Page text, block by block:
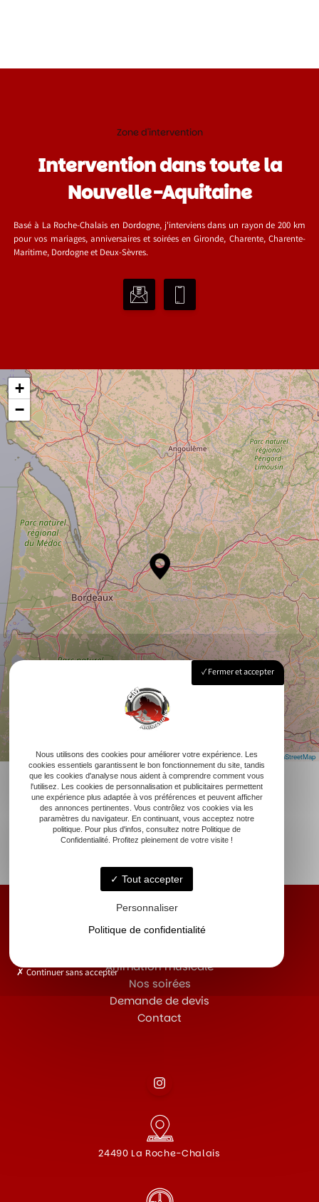
Zone d'intervention
Intervention dans toute la
Nouvelle-Aquitaine
Basé à La Roche-Chalais en Dordogne, j'interviens dans un rayon de 200 km
pour vos mariages, anniversaires et soirées en Gironde, Charente, Charente-
Maritime, Dordogne et Deux-Sèvres.
+
−
Leaflet OpenStreetMap
Animation musicale
Nos soirées
Demande de devis
Contact
24490 La Roche-Chalais
Fermer et accepter
Nous utilisons des cookies pour améliorer votre expérience. Les
cookies essentiels garantissent le bon fonctionnement du site, tandis
que les cookies d'analyse nous aident à comprendre comment vous
l'utilisez. Les cookies de personnalisation et publicitaires permettent
une expérience plus adaptée à vos préférences et peuvent afficher
des annonces pertinentes. Vous contrôlez vos cookies via les
paramètres du navigateur. En continuant, vous acceptez notre
politique. Pour plus d'infos, consultez notre Politique de
Confidentialité. Profitez pleinement de votre visite !
Tout accepter
Personnaliser
Politique de confidentialité
Continuer sans accepter